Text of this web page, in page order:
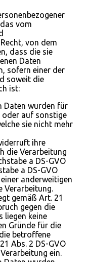
vom
von dem
dass die sie
Daten
sofern einer der
soweit die
ist:
Daten wurden für
oder auf sonstige
sie nicht mehr
ihre
die Verarbeitung
a DS-GVO
a DS-GVO
anderweitigen
Verarbeitung.
gemäß Art. 21
gegen die
liegen keine
Gründe für die
betroffene
Abs. 2 DS-GVO
ein.